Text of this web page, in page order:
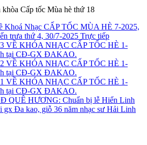
Cấp tốc Mùa hè thứ 18
Khoá Nhạc CẤP TỐC MÙA HÈ 7-2025,
trưa thứ 4, 30/7-2025 Trực tiếp
VỀ KHÓA NHẠC CẤP TỐC HÈ 1-
tại CĐ-GX ĐAKAO.
VỀ KHÓA NHẠC CẤP TỐC HÈ 1-
tại CĐ-GX ĐAKAO.
VỀ KHÓA NHẠC CẤP TỐC HÈ 1-
tại CĐ-GX ĐAKAO.
QUÊ HƯƠNG: Chuẩn bị lễ Hiển Linh
gx Đa kao, giỗ 36 năm nhạc sư Hải Linh